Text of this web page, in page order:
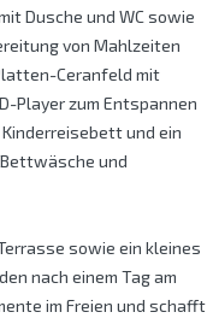
Dusche und WC sowie
von Mahlzeiten
Ceranfeld mit
Player zum Entspannen
und ein
und
sowie ein kleines
nach einem Tag am
im Freien und schafft